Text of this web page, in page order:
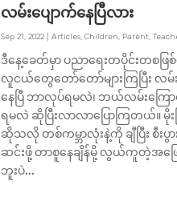
လမ်းပျောက်နေပြီလား
Sep 21, 2022| Articles, Children, Parent,
ဒီနေ့ခေတ်မှာ ပညာရေးတပိုင်းတစဖြ
လူငယ်တွေတော်တော်များကြပြီး လမ်
နေပြီ ဘာလုပ်ရမလဲ၊ ဘယ်လမ်းကြော
ရမလဲ ဆိုပြီးလာလာပြောကြတယ်။ မိုး
ဆိုသလို တစ်ကမ္ဘာလုံးနဲ့ကို ချီပြီး စီးပွာ
ဆင်းဖို့ တာစူနေချိန်မို့ လွယ်ကူတဲ့အဖြ
ဘူးပဲ...